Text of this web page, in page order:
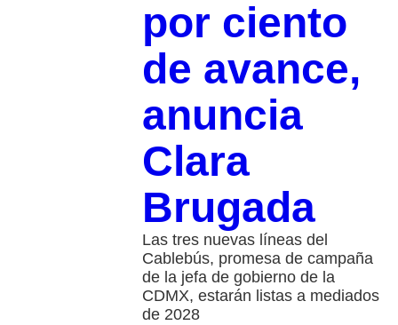
por ciento
de avance,
anuncia
Clara
Brugada
Las tres nuevas líneas del
Cablebús, promesa de campaña
de la jefa de gobierno de la
CDMX, estarán listas a mediados
de 2028